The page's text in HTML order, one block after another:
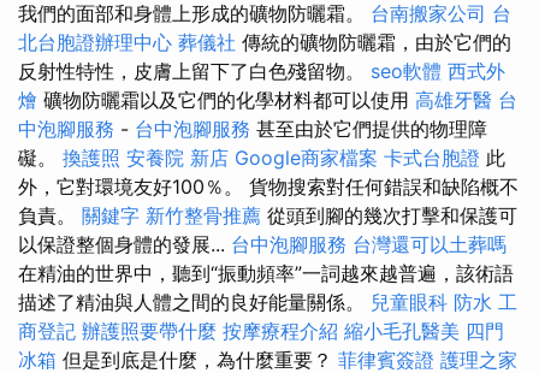
我們的面部和身體上形成的礦物防曬霜。 台南搬家公司 台
北台胞證辦理中心 葬儀社 傳統的礦物防曬霜，由於它們的
反射性特性，皮膚上留下了白色殘留物。 seo軟體 西式外
燴 礦物防曬霜以及它們的化學材料都可以使用 高雄牙醫 台
中泡腳服務 - 台中泡腳服務 甚至由於它們提供的物理障
礙。 換護照 安養院 新店 Google商家檔案 卡式台胞證 此
外，它對環境友好100％。 貨物搜索對任何錯誤和缺陷概不
負責。 關鍵字 新竹整骨推薦 從頭到腳的幾次打擊和保護可
以保證整個身體的發展... 台中泡腳服務 台灣還可以土葬嗎
在精油的世界中，聽到“振動頻率”一詞越來越普遍，該術語
描述了精油與人體之間的良好能量關係。 兒童眼科 防水 工
商登記 辦護照要帶什麼 按摩療程介紹 縮小毛孔醫美 四門
冰箱 但是到底是什麼，為什麼重要？ 菲律賓簽證 護理之家